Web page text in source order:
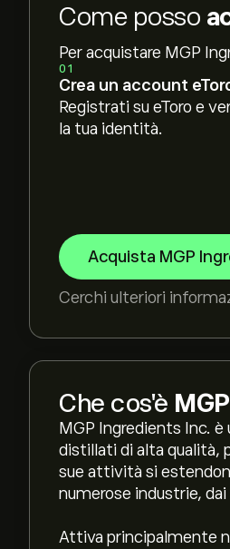
Come posso
Per acquistare MGP
01
Crea un account
Registrati su eToro e
la tua identità.
Acquista MGP
Cerchi ulteriori
Che cos'è
MGP Ingredients Inc.
distillati di alta qualità,
sue attività si
numerose industrie,
Attiva principalmente